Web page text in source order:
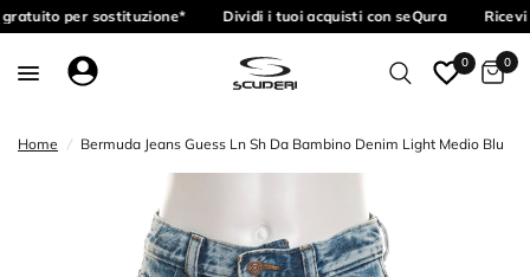
per sostituzione* Dividi i tuoi acquisti con seQura
0 0
Home / Bermuda Jeans Guess Ln Sh Da Bambino Denim Light Medio Blu